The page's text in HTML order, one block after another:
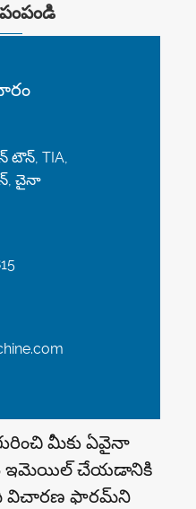
టౌన్, TIA,
చైనా
మీకు ఏవైనా
ఇమెయిల్ చేయడానికి
విచారణ ఫారమ్‌ని